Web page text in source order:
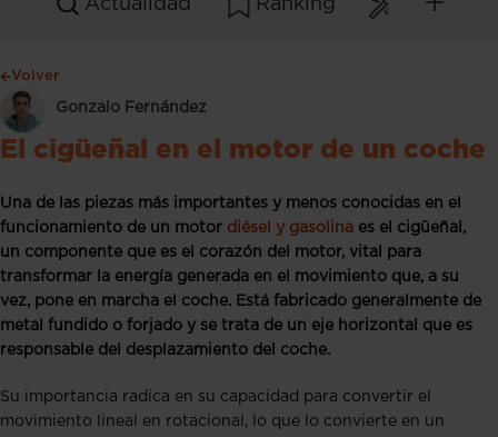
Volver
Gonzalo Fernández
El cigüeñal en el motor de un coche
Una de las piezas más importantes y menos conocidas en el
funcionamiento de un motor diésel y gasolina es el cigüeñal,
un componente que es el corazón del motor, vital para
transformar la energía generada en el movimiento que, a su
vez, pone en marcha el coche. Está fabricado generalmente de
metal fundido o forjado y se trata de un eje horizontal que es
responsable del desplazamiento del coche.
Su importancia radica en su capacidad para convertir el
movimiento lineal en rotacional, lo que lo convierte en un